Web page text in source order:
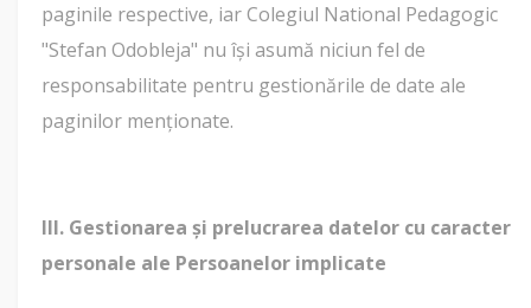
paginile respective, iar Colegiul National Pedagogic
"Stefan Odobleja" nu își asumă niciun fel de
responsabilitate pentru gestionările de date ale
paginilor menționate.
III. Gestionarea și prelucrarea datelor cu caracter
personale ale Persoanelor implicate